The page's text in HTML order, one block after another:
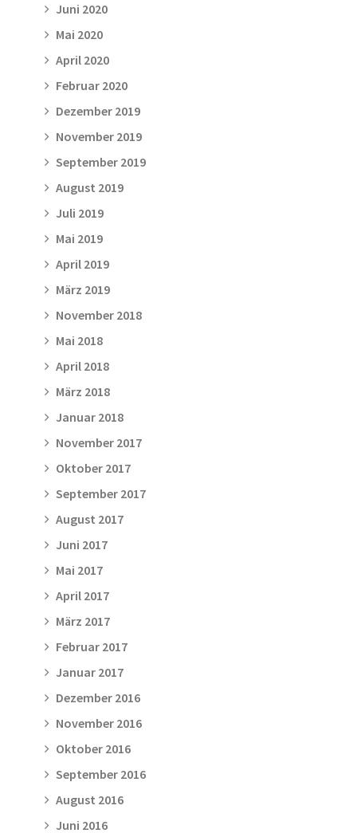
Juni 2020
Mai 2020
April 2020
Februar 2020
Dezember 2019
November 2019
September 2019
August 2019
Juli 2019
Mai 2019
April 2019
März 2019
November 2018
Mai 2018
April 2018
März 2018
Januar 2018
November 2017
Oktober 2017
September 2017
August 2017
Juni 2017
Mai 2017
April 2017
März 2017
Februar 2017
Januar 2017
Dezember 2016
November 2016
Oktober 2016
September 2016
August 2016
Juni 2016